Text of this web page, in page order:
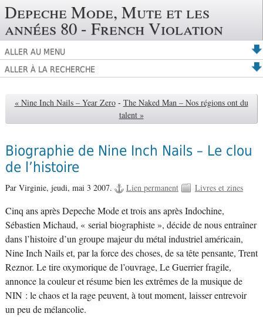
Depeche Mode, Mute et les
années 80 - French Violation
ALLER AU MENU
ALLER À LA RECHERCHE
« Nine Inch Nails – Year Zero - The Naked Man – Nos régions ont du
talent »
Biographie de Nine Inch Nails – Le clou
de l’histoire
Par Virginie, jeudi, mai 3 2007. Lien permanent Livres et zines
Cinq ans après Depeche Mode et trois ans après Indochine,
Sébastien Michaud, « serial biographiste », décide de nous entraîner
dans l’histoire d’un groupe majeur du métal industriel américain,
Nine Inch Nails et, par la force des choses, de sa tête pensante, Trent
Reznor. Le tire oxymorique de l’ouvrage, Le Guerrier fragile,
annonce la couleur et résume bien les extrêmes de la musique de
NIN : le chaos et la rage peuvent, à tout moment, laisser entrevoir
un peu de mélancolie.